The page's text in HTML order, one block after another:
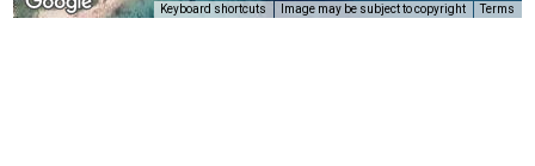
Keyboard shortcuts Image may be subject to copyright Terms